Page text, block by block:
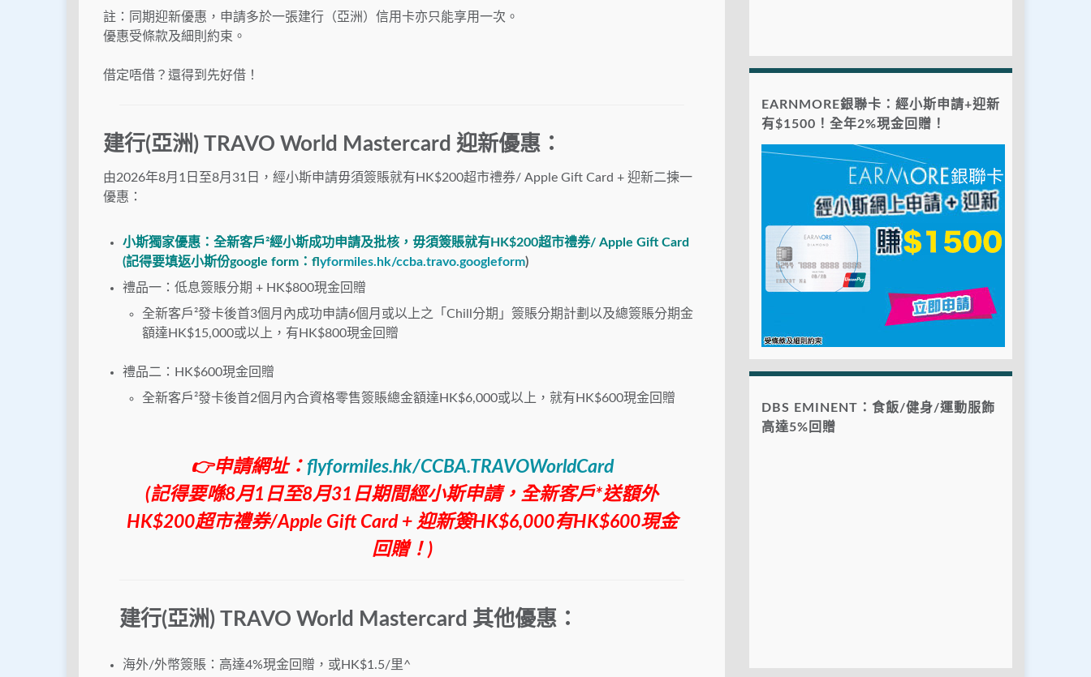
註：同期迎新優惠，申請多於一張建行（亞洲）信用卡亦只能享用一次。
優惠受條款及細則約束。
借定唔借？還得到先好借！
建行(亞洲) TRAVO World Mastercard 迎新優惠：
由2026年8月1日至8月31日，經小斯申請毋須簽賬就有HK$200超市禮券/ Apple Gift Card + 迎新二揀一
優惠：
小斯獨家優惠：全新客戶²經小斯成功申請及批核，毋須簽賬就有 HK$200超市禮券/ Apple Gift Card
(記得要填返小斯份google form ： fyformiles.hk/ccba.travo.googleform)
禮品一：低息簽賬分期 + HK$800現金回贈
全新客戶²發卡後首3個月內成功申請6個月或以上之「Chill分期」簽賬分期計劃以及總簽賬分期金
額達HK$15,000或以上，有HK$800現金回贈
禮品二：HK$600現金回贈
全新客戶²發卡後首2個月內合資格零售簽賬總金額達HK$6,000或以上，就有HK$600現金回贈
👉申請網址： flyformiles.hk/CCBA.TRAVOWorldCard
(記得要喺8月1 日至8月31 日期間經小斯申請，全新客戶*送額外
HK$200超市禮券/Apple Gift Card + 迎新簽HK$6,000有HK$600現金
回贈！ )
建行(亞洲) TRAVO World Mastercard 其他優惠：
海外/外幣簽賬：高達4%現金回贈，或HK$1.5/里^
EARNMORE銀聯卡：經小斯申請+迎新
有$1500！全年2%現金回贈！
DBS EMINENT：食飯/健身/運動服飾
高達5%回贈